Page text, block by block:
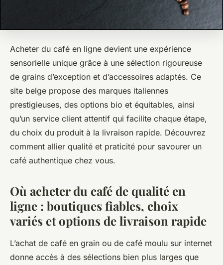
Acheter du café en ligne devient une expérience
sensorielle unique grâce à une sélection rigoureuse
de grains d’exception et d’accessoires adaptés. Ce
site belge propose des marques italiennes
prestigieuses, des options bio et équitables, ainsi
qu’un service client attentif qui facilite chaque étape,
du choix du produit à la livraison rapide. Découvrez
comment allier qualité et praticité pour savourer un
café authentique chez vous.
Où acheter du café de qualité en
ligne : boutiques fiables, choix
variés et options de livraison rapide
L’achat de café en grain ou de café moulu sur internet
donne accès à des sélections bien plus larges que